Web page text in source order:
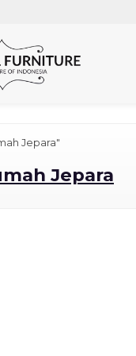
Jepara"
Jepara